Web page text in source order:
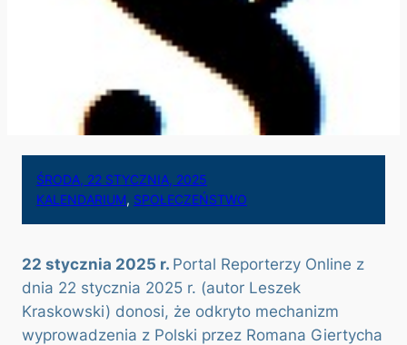
ŚRODA, 22 STYCZNIA, 2025
KALENDARIUM, SPOŁECZEŃSTWO
22 stycznia 2025 r. Portal Reporterzy Online z
dnia 22 stycznia 2025 r. (autor Leszek
Kraskowski) donosi, że odkryto mechanizm
wyprowadzenia z Polski przez Romana Giertycha